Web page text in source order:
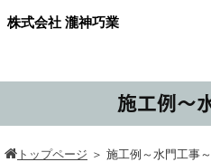
株式会社 瀧神巧業
施工例～
トップページ ＞ 施工例～水門工事～